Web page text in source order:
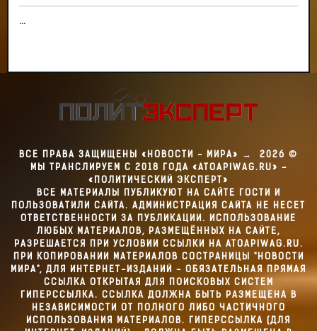
...
ВСЕ ПРАВА ЗАЩИЩЕНЫ «НОВОСТИ - МИРА» → 2026 ©
МЫ ТРАНСЛИРУЕМ С 2018 ГОДА «ATOAPIWAG.RU» -
«ПОЛИТИЧЕСКИЙ ЭКСПЕРТ»
ВСЕ МАТЕРИАЛЫ ПУБЛИКУЮТ НА САЙТЕ ГОСТИ И
ПОЛЬЗОВАТИЛИ САЙТА. АДМИНИСТРАЦИЯ САЙТА НЕ НЕСЕТ
ОТВЕТСТВЕННОСТИ ЗА ПУБЛИКАЦИИ. ИСПОЛЬЗОВАНИЕ
ЛЮБЫХ МАТЕРИАЛОВ, РАЗМЕЩЁННЫХ НА САЙТЕ,
РАЗРЕШАЕТСЯ ПРИ УСЛОВИИ ССЫЛКИ НА ATOAPIWAG.RU.
ПРИ КОПИРОВАНИИ МАТЕРИАЛОВ СОСТРАНИЦЫ "НОВОСТИ
МИРА", ДЛЯ ИНТЕРНЕТ-ИЗДАНИЙ - ОБЯЗАТЕЛЬНАЯ ПРЯМАЯ
ССЫЛКА ОТКРЫТАЯ ДЛЯ ПОИСКОВЫХ СИСТЕМ
ГИПЕРССЫЛКА. ССЫЛКА ДОЛЖНА БЫТЬ РАЗМЕЩЕНА В
НЕЗАВИСИМОСТИ ОТ ПОЛНОГО ЛИБО ЧАСТИЧНОГО
ИСПОЛЬЗОВАНИЯ МАТЕРИАЛОВ. ГИПЕРССЫЛКА (ДЛЯ